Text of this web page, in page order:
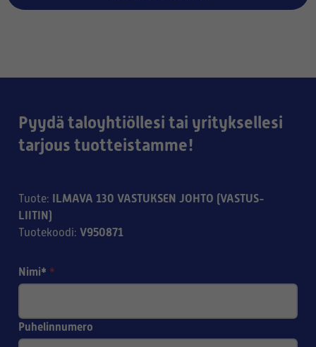
Pyydä taloyhtiöllesi tai yrityksellesi
tarjous tuotteistamme!
Tuote:
ILMAVA 130 VASTUKSEN JOHTO (VASTUS-
LIITIN)
Tuotekoodi: V950871
Nimi* *
Puhelinnumero